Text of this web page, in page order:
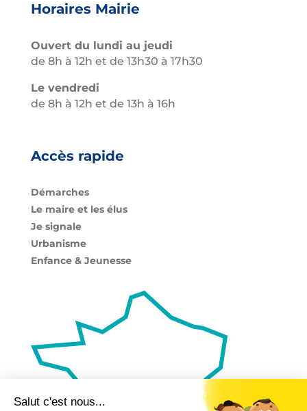
Horaires Mairie
Ouvert du lundi au jeudi
de 8h à 12h et de 13h30 à 17h30
Le vendredi
de 8h à 12h et de 13h à 16h
Accès rapide
Démarches
Le maire et les élus
Je signale
Urbanisme
Enfance & Jeunesse